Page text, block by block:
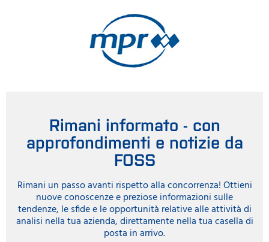
Rimani informato - con
approfondimenti e notizie da
FOSS
Rimani un passo avanti rispetto alla concorrenza! Ottieni
nuove conoscenze e preziose informazioni sulle
tendenze, le sfide e le opportunità relative alle attività di
analisi nella tua azienda, direttamente nella tua casella di
posta in arrivo.